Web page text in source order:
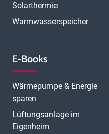
Solarthermie
Warmwasserspeicher
E-Books
Wärmepumpe & Energie
sparen
Lüftungsanlage im
Eigenheim